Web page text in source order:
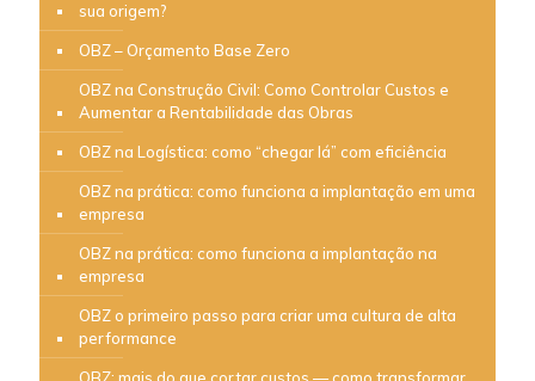
sua origem?
OBZ – Orçamento Base Zero
OBZ na Construção Civil: Como Controlar Custos e
Aumentar a Rentabilidade das Obras
OBZ na Logística: como “chegar lá” com eficiência
OBZ na prática: como funciona a implantação em uma
empresa
OBZ na prática: como funciona a implantação na
empresa
OBZ o primeiro passo para criar uma cultura de alta
performance